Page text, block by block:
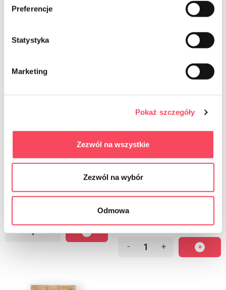
Preferencje
Statystyka
Marketing
Pokaż szczegóły
Zezwól na wszystkie
Zezwól na wybór
Odmowa
-
7541450
виГО! Премиум бр.1 Кутија папирне
кесе за доручак 19к22цм беле 50 ком
- +
7541550
виГО! Стандардне папирне кесе за
доручак 14к21цм беле, 50 ком
- +